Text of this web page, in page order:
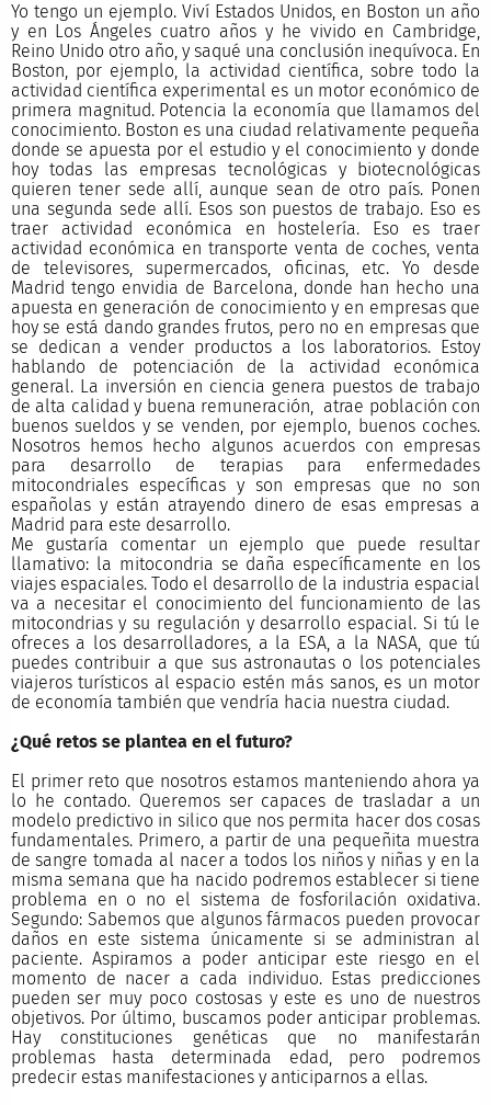
Yo tengo un ejemplo. Viví Estados Unidos, en Boston un año
y en Los Ángeles cuatro años y he vivido en Cambridge,
Reino Unido otro año, y saqué una conclusión inequívoca. En
Boston, por ejemplo, la actividad científica, sobre todo la
actividad científica experimental es un motor económico de
primera magnitud. Potencia la economía que llamamos del
conocimiento. Boston es una ciudad relativamente pequeña
donde se apuesta por el estudio y el conocimiento y donde
hoy todas las empresas tecnológicas y biotecnológicas
quieren tener sede allí, aunque sean de otro país. Ponen
una segunda sede allí. Esos son puestos de trabajo. Eso es
traer actividad económica en hostelería. Eso es traer
actividad económica en transporte venta de coches, venta
de televisores, supermercados, oficinas, etc. Yo desde
Madrid tengo envidia de Barcelona, donde han hecho una
apuesta en generación de conocimiento y en empresas que
hoy se está dando grandes frutos, pero no en empresas que
se dedican a vender productos a los laboratorios. Estoy
hablando de potenciación de la actividad económica
general. La inversión en ciencia genera puestos de trabajo
de alta calidad y buena remuneración, atrae población con
buenos sueldos y se venden, por ejemplo, buenos coches.
Nosotros hemos hecho algunos acuerdos con empresas
para desarrollo de terapias para enfermedades
mitocondriales específicas y son empresas que no son
españolas y están atrayendo dinero de esas empresas a
Madrid para este desarrollo.
Me gustaría comentar un ejemplo que puede resultar
llamativo: la mitocondria se daña específicamente en los
viajes espaciales. Todo el desarrollo de la industria espacial
va a necesitar el conocimiento del funcionamiento de las
mitocondrias y su regulación y desarrollo espacial. Si tú le
ofreces a los desarrolladores, a la ESA, a la NASA, que tú
puedes contribuir a que sus astronautas o los potenciales
viajeros turísticos al espacio estén más sanos, es un motor
de economía también que vendría hacia nuestra ciudad.
¿Qué retos se plantea en el futuro?
El primer reto que nosotros estamos manteniendo ahora ya
lo he contado. Queremos ser capaces de trasladar a un
modelo predictivo in silico que nos permita hacer dos cosas
fundamentales. Primero, a partir de una pequeñita muestra
de sangre tomada al nacer a todos los niños y niñas y en la
misma semana que ha nacido podremos establecer si tiene
problema en o no el sistema de fosforilación oxidativa.
Segundo: Sabemos que algunos fármacos pueden provocar
daños en este sistema únicamente si se administran al
paciente. Aspiramos a poder anticipar este riesgo en el
momento de nacer a cada individuo. Estas predicciones
pueden ser muy poco costosas y este es uno de nuestros
objetivos. Por último, buscamos poder anticipar problemas.
Hay constituciones genéticas que no manifestarán
problemas hasta determinada edad, pero podremos
predecir estas manifestaciones y anticiparnos a ellas.